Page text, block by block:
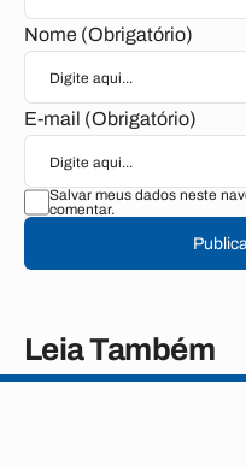
Nome (Obrigatório)
E-mail (Obrigatório)
Salvar meus dados neste
comentar.
Leia Também